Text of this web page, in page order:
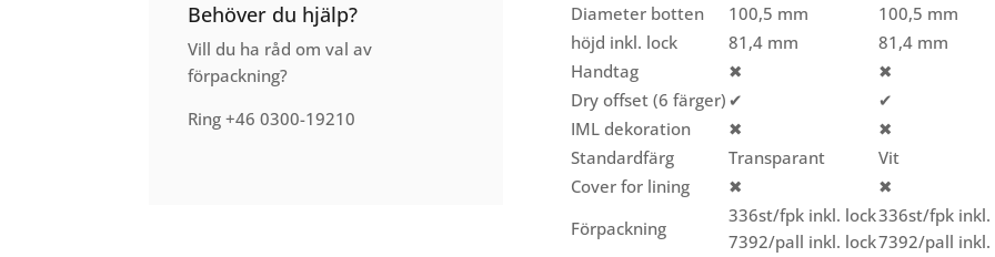
Behöver du hjälp?
Vill du ha råd om val av
förpackning?
Ring +46 0300-19210
Diameter botten
100,5 mm
100,5 mm
höjd inkl. lock
81,4 mm
81,4 mm
Handtag
✖
✖
Dry offset (6 färger) ✔
✔
IML dekoration
✖
✖
Standardfärg
Transparant
Vit
Cover for lining
✖
✖
Förpackning
336st/fpk inkl. lock
7392/pall inkl. lock
336st/fpk inkl.
7392/pall inkl.